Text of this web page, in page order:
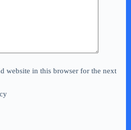
website in this browser for the next